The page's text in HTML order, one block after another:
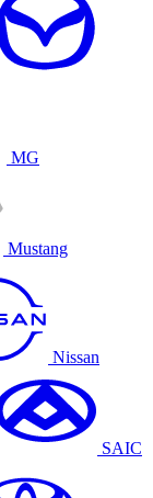
MG
Mustang
Nissan
SAIC